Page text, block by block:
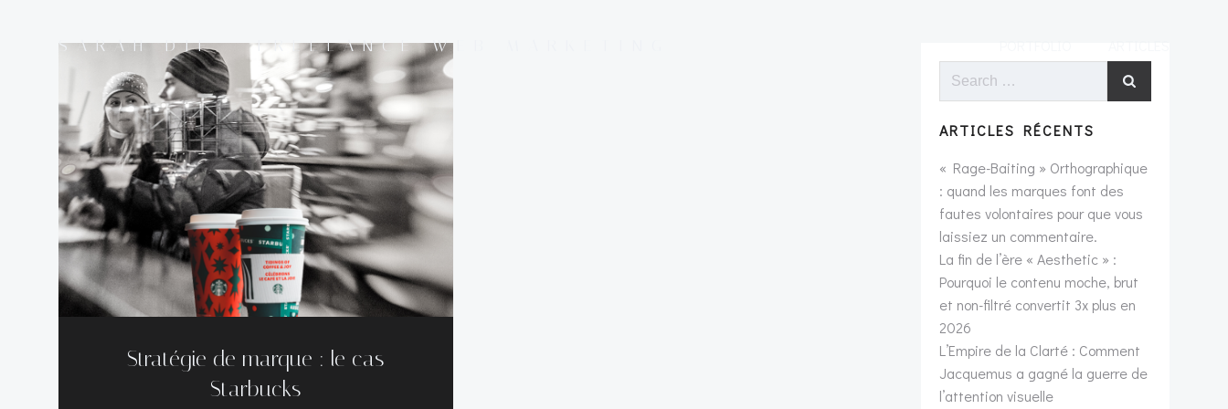
SARAH DIF - FREELANCE WEB MARKETING
Stratégie de marque : le cas
Starbucks
Search
ARTICLES RÉCENTS
« Rage-Baiting » Orthographique
: quand les marques font des
fautes volontaires pour que vous
laissiez un commentaire.
La fin de l’ère « Aesthetic » :
Pourquoi le contenu moche, brut
et non-filtré convertit 3x plus en
2026
L’Empire de la Clarté : Comment
Jacquemus a gagné la guerre de
l’attention visuelle